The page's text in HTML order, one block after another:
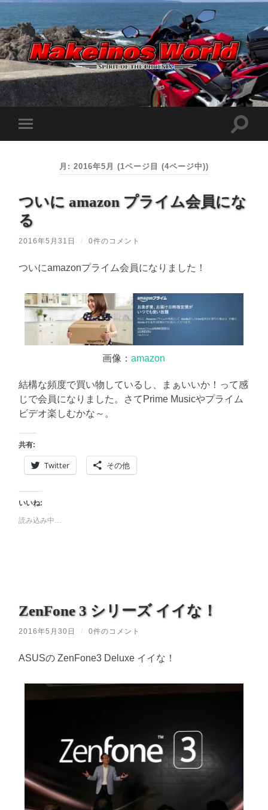
Nakeinos
world
ノ
ー
趣
味
記
当
に
く
ブ
ロ
グ
バ
ー
を
切
り
替
検
を
切
り
月: 2016年5月 (1ページ目 (4ページ中))
ついに amazon プライム会員にな
る
2016年5月31日 / 0件のコメント
ついにamazonプライム会員になりました！
画像：amazon
結構な頻度で買い物しているし、まぁいいか！って感
じで会員になりました。さてPrime Musicやプライム
ビデオ楽しむかな～。
共有:
Twitter その他
いいね:
読み込み中…
ZenFone 3 シリーズ イイな！
2016年5月30日 / 0件のコメント
ASUSの ZenFone3 Deluxe イイな！